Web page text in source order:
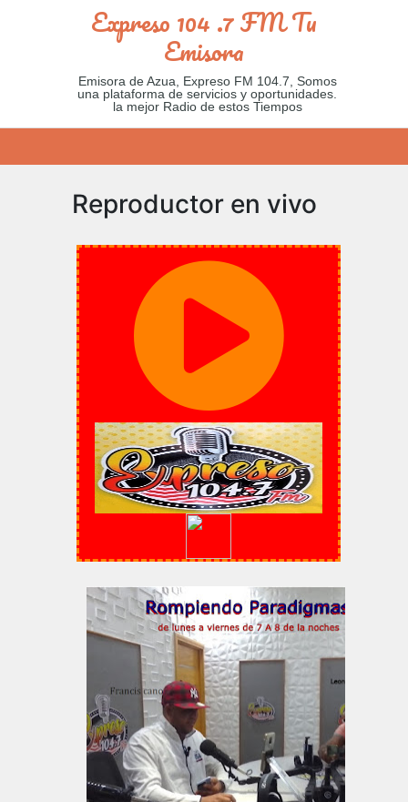
Expreso 104 .7 FM Tu
Emisora
Emisora de Azua, Expreso FM 104.7, Somos
una plataforma de servicios y oportunidades.
la mejor Radio de estos Tiempos
Reproductor en vivo